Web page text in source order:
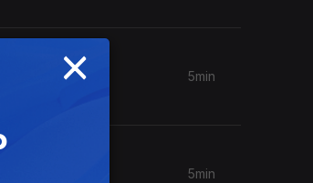
5min
5min
×